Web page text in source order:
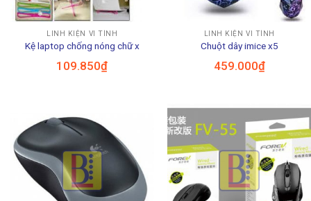
LINH KIỆN VI TÍNH
Kệ laptop chống nóng chữ x
109.850₫
LINH KIỆN VI TÍNH
Chuột dây imice x5
459.000₫